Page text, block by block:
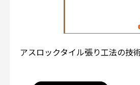
アスロックタイル張り工法の技